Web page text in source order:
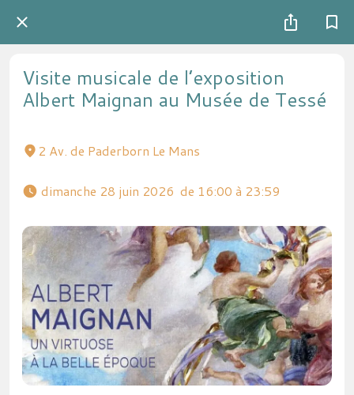
Visite musicale de l’exposition
Albert Maignan au Musée de Tessé
2 Av. de Paderborn Le Mans
dimanche 28 juin 2026  de 16:00 à 23:59